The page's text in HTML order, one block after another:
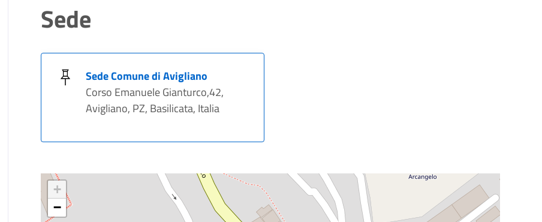
Sede
Sede Comune di Avigliano
Corso Emanuele Gianturco,42,
Avigliano, PZ, Basilicata, Italia
+
−